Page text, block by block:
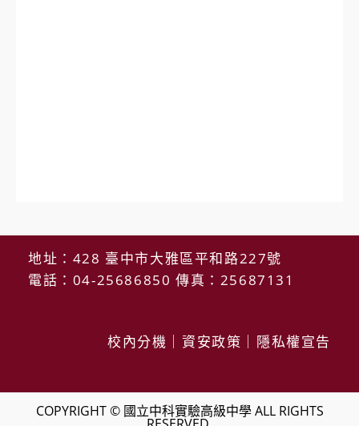
地址：428 臺中市大雅區平和路227號
電話：04-25686850 傳真：25687131
校內分機 資安政策 隱私權宣告
COPYRIGHT © 國立中科實驗高級中學 ALL RIGHTS